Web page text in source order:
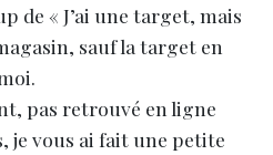
de « J’ai une target, mais
sauf la target en
pas retrouvé en ligne
je vous ai fait une petite